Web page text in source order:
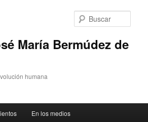
María Bermúdez de
humana
En los medios